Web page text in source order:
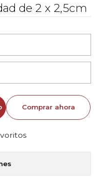
de 2 x 2,5cm
Comprar ahora